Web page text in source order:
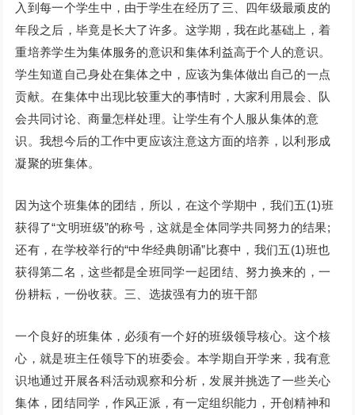
入到每一个学生中，由于学生在经历了三、四年级最顽皮的
年段之后，毕竟是长大了许多。这学期，我在此基础上，着
重培养学生为集体服务的意识和集体利益高于个人的意识。
学生知道自己身处在集体之中，应该为集体做出自己的一点
贡献。在集体中出现比较重大的事情时，大家利用晨会、队
会共同讨论、商量怎样处理。让学生有个人服从集体的意
识。我想今后的工作中更应该注意这方面的培养，以利形成
凝聚的班集体。
因为这个班集体的团结，所以，在这个学期中，我们五(1)班
获得了“文明班级”的称号，这就是全体同学共同努力的结果;
还有，在学校举行的“中华经典朗诵”比赛中，我们五(1)班也
获得第二名，这些都是全班同学一起团结、努力换来的，一
份耕耘，一份收获。三、选拔强有力的班干部
一个良好的班集体，必须有一个好的班级领导核心。这个核
心，就是班主任领导下的班委会。本学期自开学来，我有意
识地通过开展各科活动观察和分析，发展并挑选了一些关心
集体，团结同学，作风正派，有一定组织能力，开创精神和